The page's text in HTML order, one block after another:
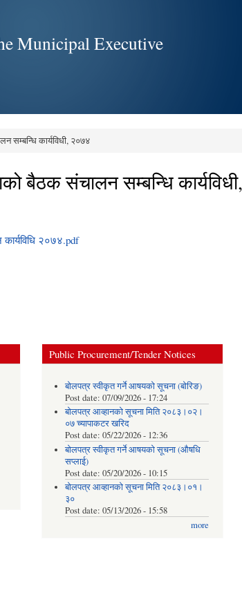
Municipal Executive
सम्बन्धि कार्यविधी, २०७४
बैठक संचालन सम्बन्धि
२०७४.pdf
Public Procurement/Tender Notices
बोलपत्र स्वीकृत गर्ने आषयको सूचना (बोरिङ)
Post date: 07/09/2026 - 17:24
बोलपत्र आव्हानको सूचना मिति २०८३।०२।
०७ च्यापाकटर खरिद
Post date: 05/22/2026 - 12:36
बोलपत्र स्वीकृत गर्ने आषयको सूचना (औषधि
सप्लाई)
Post date: 05/20/2026 - 10:15
बोलपत्र आव्हानको सूचना मिति २०८३।०१।
३०
Post date: 05/13/2026 - 15:58
more